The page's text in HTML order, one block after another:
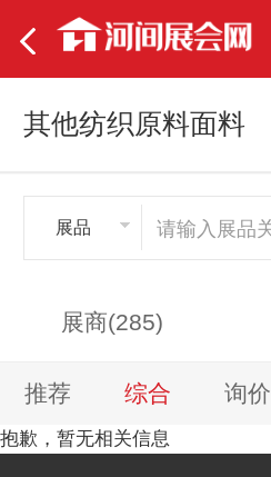
其他纺织原料面料
展品
展商(285)
推荐 综合 询价
抱歉，暂无相关信息